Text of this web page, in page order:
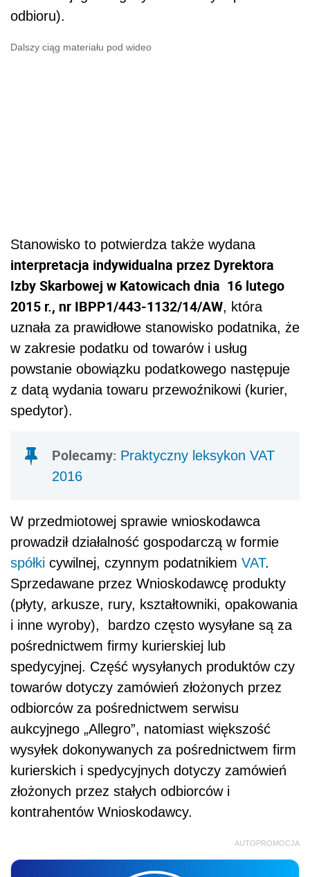
odbioru).
Dalszy ciąg materiału pod wideo
Stanowisko to potwierdza także wydana
interpretacja indywidualna przez Dyrektora
Izby Skarbowej w Katowicach dnia 16 lutego
2015 r., nr IBPP1/443-1132/14/AW, która
uznała za prawidłowe stanowisko podatnika, że
w zakresie podatku od towarów i usług
powstanie obowiązku podatkowego następuje
z datą wydania towaru przewoźnikowi (kurier,
spedytor).
Polecamy: Praktyczny leksykon VAT
2016
W przedmiotowej sprawie wnioskodawca
prowadził działalność gospodarczą w formie
spółki cywilnej, czynnym podatnikiem VAT.
Sprzedawane przez Wnioskodawcę produkty
(płyty, arkusze, rury, kształtowniki, opakowania
i inne wyroby), bardzo często wysyłane są za
pośrednictwem firmy kurierskiej lub
spedycyjnej. Część wysyłanych produktów czy
towarów dotyczy zamówień złożonych przez
odbiorców za pośrednictwem serwisu
aukcyjnego „Allegro”, natomiast większość
wysyłek dokonywanych za pośrednictwem firm
kurierskich i spedycyjnych dotyczy zamówień
złożonych przez stałych odbiorców i
kontrahentów Wnioskodawcy.
AUTOPROMOCJA